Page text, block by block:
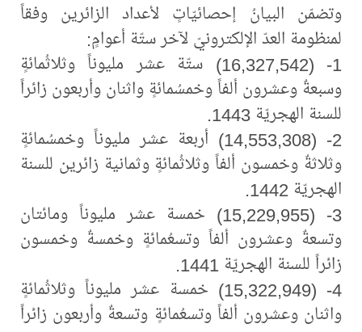
وتضمّن البيانُ إحصائيّاتٍ لأعداد الزائرين وفقاً
لمنظومة العدّ الإلكترونيّ لآخر ستّة أعوامٍ:
1- (16,327,542) ستّة عشر مليوناً وثلاثُمائةٍ
وسبعةٌ وعشرون ألفاً وخمسُمائةٍ واثنان وأربعون زائراً
للسنة الهجريّة 1443.
2- (14,553,308) أربعة عشر مليوناً وخمسُمائةٍ
وثلاثةٌ وخمسون ألفاً وثلاثُمائةٍ وثمانية زائرين للسنة
الهجريّة 1442.
3- (15,229,955) خمسة عشر مليوناً ومائتان
وتسعةٌ وعشرون ألفاً وتسعُمائةٍ وخمسةٌ وخمسون
زائراً للسنة الهجريّة 1441.
4- (15,322,949) خمسة عشر مليوناً وثلاثُمائةٍ
واثنان وعشرون ألفاً وتسعُمائةٍ وتسعةٌ وأربعون زائراً